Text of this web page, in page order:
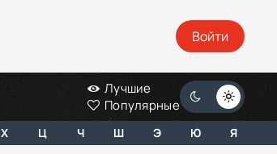
Войти
Лучшие
Популярные
Х Ц Ч Ш Э Ю Я